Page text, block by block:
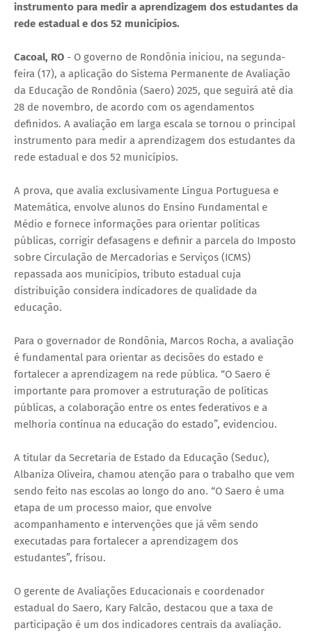
instrumento para medir a aprendizagem dos estudantes da
rede estadual e dos 52 municípios.
Cacoal, RO - O governo de Rondônia iniciou, na segunda-
feira (17), a aplicação do Sistema Permanente de Avaliação
da Educação de Rondônia (Saero) 2025, que seguirá até dia
28 de novembro, de acordo com os agendamentos
definidos. A avaliação em larga escala se tornou o principal
instrumento para medir a aprendizagem dos estudantes da
rede estadual e dos 52 municípios.
A prova, que avalia exclusivamente Língua Portuguesa e
Matemática, envolve alunos do Ensino Fundamental e
Médio e fornece informações para orientar políticas
públicas, corrigir defasagens e definir a parcela do Imposto
sobre Circulação de Mercadorias e Serviços (ICMS)
repassada aos municípios, tributo estadual cuja
distribuição considera indicadores de qualidade da
educação.
Para o governador de Rondônia, Marcos Rocha, a avaliação
é fundamental para orientar as decisões do estado e
fortalecer a aprendizagem na rede pública. “O Saero é
importante para promover a estruturação de políticas
públicas, a colaboração entre os entes federativos e a
melhoria contínua na educação do estado”, evidenciou.
A titular da Secretaria de Estado da Educação (Seduc),
Albaniza Oliveira, chamou atenção para o trabalho que vem
sendo feito nas escolas ao longo do ano. “O Saero é uma
etapa de um processo maior, que envolve
acompanhamento e intervenções que já vêm sendo
executadas para fortalecer a aprendizagem dos
estudantes”, frisou.
O gerente de Avaliações Educacionais e coordenador
estadual do Saero, Kary Falcão, destacou que a taxa de
participação é um dos indicadores centrais da avaliação.